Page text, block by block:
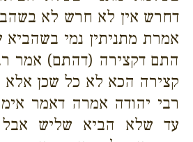
דחרש אין לא חרש לא
אמרת מתניתין נמי
התם דקצירה (דהתם) אמר
קצירה הכא לא כל שכן אלא
רבי יהודה אמרה דאמר
עד שלא הביא שליש